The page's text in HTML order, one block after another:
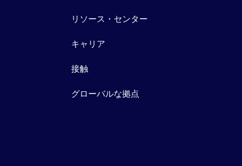
リソース・センター
キャリア
接触
グローバルな拠点